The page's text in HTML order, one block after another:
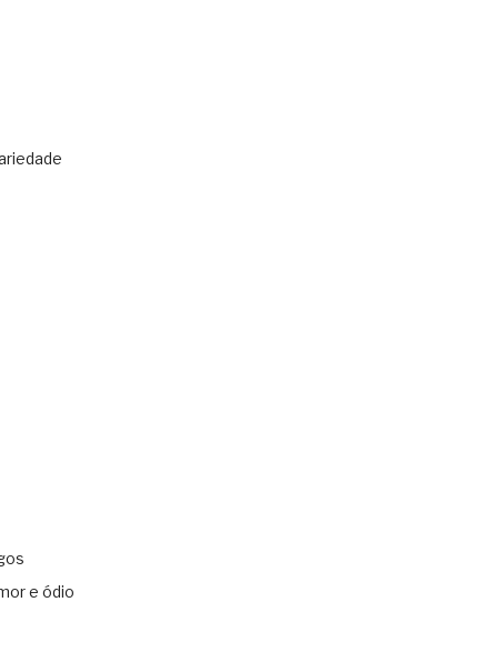
e ódio